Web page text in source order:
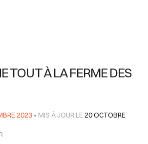
TOUT À LA FERME DES
2023 • MIS À JOUR LE 20 OCTOBRE